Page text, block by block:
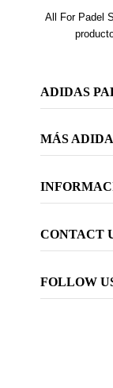
All For Padel
ADIDAS
MÁS
CONTACT
FOLLOW